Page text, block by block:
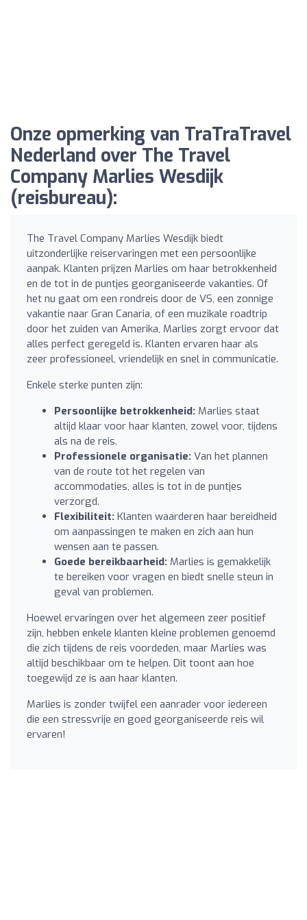
Onze opmerking van TraTraTravel
Nederland over The Travel
Company Marlies Wesdijk
(reisbureau):
The Travel Company Marlies Wesdijk biedt
uitzonderlijke reiservaringen met een persoonlijke
aanpak. Klanten prijzen Marlies om haar betrokkenheid
en de tot in de puntjes georganiseerde vakanties. Of
het nu gaat om een rondreis door de VS, een zonnige
vakantie naar Gran Canaria, of een muzikale roadtrip
door het zuiden van Amerika, Marlies zorgt ervoor dat
alles perfect geregeld is. Klanten ervaren haar als
zeer professioneel, vriendelijk en snel in communicatie.
Enkele sterke punten zijn:
Persoonlijke betrokkenheid: Marlies staat
altijd klaar voor haar klanten, zowel voor, tijdens
als na de reis.
Professionele organisatie: Van het plannen
van de route tot het regelen van
accommodaties, alles is tot in de puntjes
verzorgd.
Flexibiliteit: Klanten waarderen haar bereidheid
om aanpassingen te maken en zich aan hun
wensen aan te passen.
Goede bereikbaarheid: Marlies is gemakkelijk
te bereiken voor vragen en biedt snelle steun in
geval van problemen.
Hoewel ervaringen over het algemeen zeer positief
zijn, hebben enkele klanten kleine problemen genoemd
die zich tijdens de reis voordeden, maar Marlies was
altijd beschikbaar om te helpen. Dit toont aan hoe
toegewijd ze is aan haar klanten.
Marlies is zonder twijfel een aanrader voor iedereen
die een stressvrije en goed georganiseerde reis wil
ervaren!